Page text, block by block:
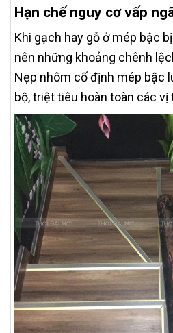
Hạn chế nguy cơ vấp
Khi gạch hay gỗ ở mép bậc
nên những khoảng chênh
Nẹp nhôm cố định mép bậc
bộ, triệt tiêu hoàn toàn các vị